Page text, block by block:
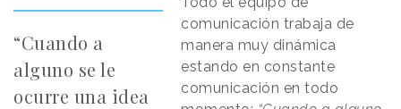
“Cuando a
alguno se le
ocurre una idea
comunicación trabaja de
manera muy dinámica
estando en constante
comunicación en todo